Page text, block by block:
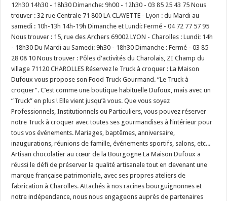
12h30 14h30 - 18h30 Dimanche: 9h00 - 12h30 - 03 85 25 43 75 Nous
trouver : 32 rue Centrale 71 800 LA CLAYETTE - Lyon : du Mardi au
samedi : 10h-13h 14h-19h Dimanche et Lundi: Fermé - 04 72 77 57 95
Nous trouver : 15, rue des Archers 69002 LYON - Charolles : Lundi: 14h
- 18h30 Du Mardi au Samedi: 9h30 - 18h30 Dimanche : Fermé - 03 85
28 08 10 Nous trouver : Pôles d'activités du Charolais, ZI Champ du
village 71120 CHAROLLES Réservez le Truck à croquer : La Maison
Dufoux vous propose son Food Truck Gourmand. “Le Truck à
croquer”. C’est comme une boutique habituelle Dufoux, mais avec un
“Truck” en plus ! Elle vient jusqu’à vous. Que vous soyez
Professionnels, Institutionnels ou Particuliers, vous pouvez réserver
notre Truck à croquer avec toutes ses gourmandises à l’intérieur pour
tous vos événements. Mariages, baptêmes, anniversaire,
inaugurations, réunions de famille, événements sportifs, salons, etc...
Artisan chocolatier au cœur de la Bourgogne La Maison Dufoux a
réussi le défi de préserver la qualité artisanale tout en devenant une
marque française patrimoniale, avec ses propres ateliers de
fabrication à Charolles. Attachés à nos racines bourguignonnes et
notre indépendance, nous nous engageons auprès de partenaires